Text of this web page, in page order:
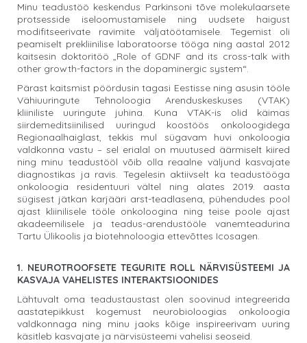
Minu teadustöö keskendus Parkinsoni tõve molekulaarsete
protsesside iseloomustamisele ning uudsete haigust
modifitseerivate ravimite väljatöötamisele. Tegemist oli
peamiselt prekliinilise laboratoorse tööga ning aastal 2012
kaitsesin doktoritöö „Role of GDNF and its cross-talk with
other growth-factors in the dopaminergic system“.
Pärast kaitsmist pöördusin tagasi Eestisse ning asusin tööle
Vähiuuringute Tehnoloogia Arenduskeskuses (VTAK)
kliiniliste uuringute juhina. Kuna VTAK-is olid käimas
siirdemeditsiinilised uuringud koostöös onkoloogidega
Regionaalhaiglast, tekkis mul sügavam huvi onkoloogia
valdkonna vastu – sel erialal on muutused äärmiselt kiired
ning minu teadustööl võib olla reaalne väljund kasvajate
diagnostikas ja ravis. Tegelesin aktiivselt ka teadustööga
onkoloogia residentuuri vältel ning alates 2019. aasta
sügisest jätkan karjääri arst-teadlasena, pühendudes pool
ajast kliinilisele tööle onkoloogina ning teise poole ajast
akadeemilisele ja teadus-arendustööle vanemteadurina
Tartu Ülikoolis ja biotehnoloogia ettevõttes Icosagen.
1. NEUROTROOFSETE TEGURITE ROLL NÄRVISÜSTEEMI JA
KASVAJA VAHELISTES INTERAKTSIOONIDES
Lähtuvalt oma teadustaustast olen soovinud integreerida
aastatepikkust kogemust neurobioloogias onkoloogia
valdkonnaga ning minu jaoks kõige inspireerivam uuring
käsitleb kasvajate ja närvisüsteemi vahelisi seoseid.